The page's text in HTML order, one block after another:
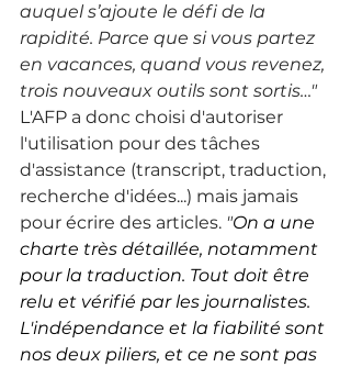
auquel s’ajoute le défi de la
rapidité. Parce que si vous partez
en vacances, quand vous revenez,
trois nouveaux outils sont sortis…"
L'AFP a donc choisi d'autoriser
l'utilisation pour des tâches
d'assistance (transcript, traduction,
recherche d'idées...) mais jamais
pour écrire des articles. "On a une
charte très détaillée, notamment
pour la traduction. Tout doit être
relu et vérifié par les journalistes.
L'indépendance et la fiabilité sont
nos deux piliers, et ce ne sont pas